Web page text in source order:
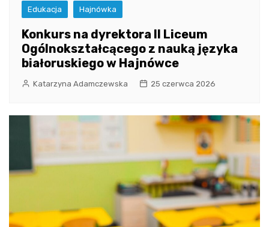
Edukacja Hajnówka
Konkurs na dyrektora II Liceum
Ogólnokształcącego z nauką języka
białoruskiego w Hajnówce
Katarzyna Adamczewska 25 czerwca 2026